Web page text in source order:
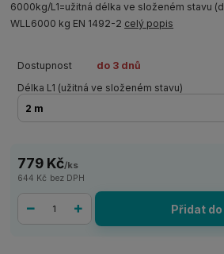
6000kg/L1=užitná délka ve složeném stavu
WLL6000 kg EN 1492-2 celý popis
Dostupnost
do 3 dnů
Délka L1 (užitná ve složeném stavu)
779 Kč/ks
644 Kč bez DPH
Přidat